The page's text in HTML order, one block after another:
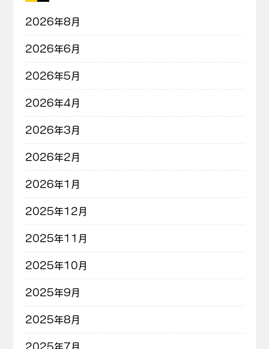
2026年8月
2026年6月
2026年5月
2026年4月
2026年3月
2026年2月
2026年1月
2025年12月
2025年11月
2025年10月
2025年9月
2025年8月
2025年7月